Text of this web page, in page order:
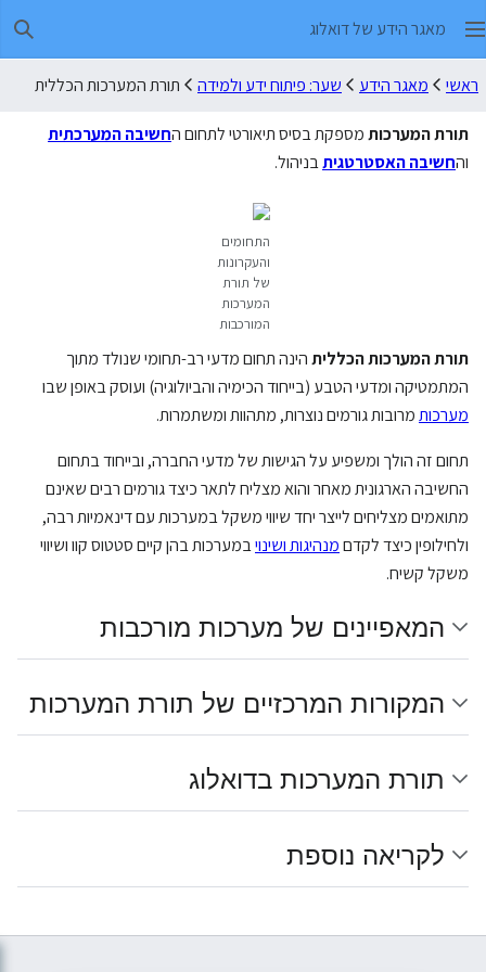
מאגר הידע של דואלוג
ראשי מאגר הידע שער: פיתוח ידע ולמידה תורת המערכות הכללית
תורת המערכותמספקת בסיס תיאורטי לתחום החשיבה המערכתית
והחשיבה האסטרטגיתבניהול.
התחומים
והעקרונות
של תורת
המערכות
המורכבות
תורת המערכות הכלליתהינה תחום מדעי רב-תחומי שנולד מתוך
המתמטיקה ומדעי הטבע (בייחוד הכימיה והביולוגיה) ועוסק באופן שבו
מערכותמרובות גורמים נוצרות, מתהוות ומשתמרות.
תחום זה הולך ומשפיע על הגישות של מדעי החברה, ובייחוד בתחום
החשיבה הארגונית מאחר והוא מצליח לתאר כיצד גורמים רבים שאינם
מתואמים מצליחים לייצר יחד שיווי משקל במערכות עם דינאמיות רבה,
ולחילופין כיצד לקדםמנהיגות ושינויבמערכות בהן קיים סטטוס קוו ושיווי
משקל קשיח.
המאפיינים של מערכות מורכבות
המקורות המרכזיים של תורת המערכות
תורת המערכות בדואלוג
לקריאה נוספת